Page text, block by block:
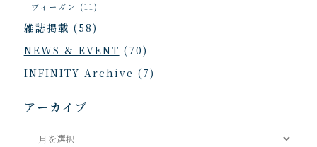
ヴィーガン (11)
雑誌掲載 (58)
NEWS & EVENT (70)
INFINITY Archive (7)
アーカイブ